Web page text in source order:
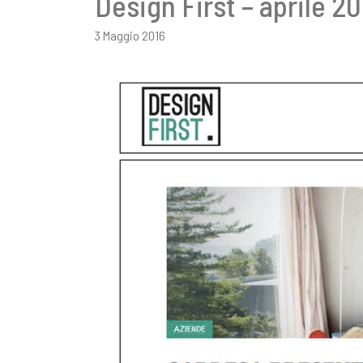
3 Maggio 2016